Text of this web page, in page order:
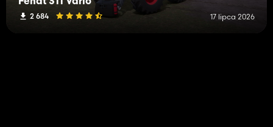
Fendt 311 Vario
2 684 17 lipca 2026